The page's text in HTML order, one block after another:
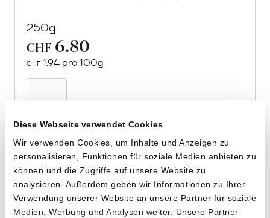
Diese Webseite verwendet Cookies
Wir verwenden Cookies, um Inhalte und Anzeigen zu
personalisieren, Funktionen für soziale Medien anbieten zu
können und die Zugriffe auf unsere Website zu
analysieren. Außerdem geben wir Informationen zu Ihrer
Verwendung unserer Website an unsere Partner für soziale
Medien, Werbung und Analysen weiter. Unsere Partner
250g
CHF 6.80
CHF 1.94 pro 100g